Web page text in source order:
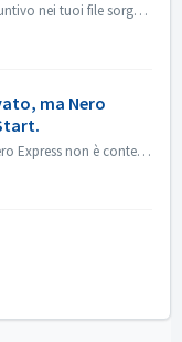
Sembra che ci sia un file desktop.ini aggiuntivo nei tuoi file sorgente. Explorer legge quel file e trova che questa particolare cartella ha un nome localiz...
ma Nero
Mi dispiace molto per l'inconveniente! Nero Express non è contenuto nel prodotto standalone Nero BurningRom. Nero Express è venduto nei negozi offline...